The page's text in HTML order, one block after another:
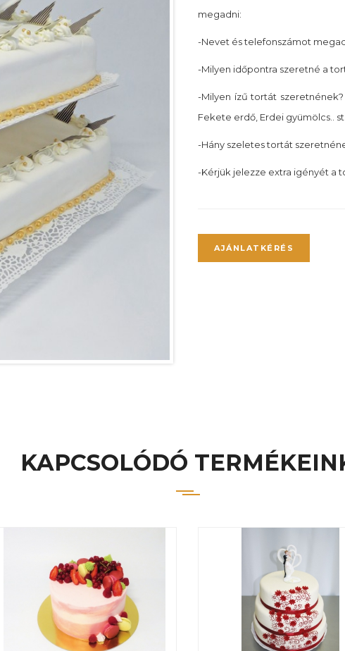
megadni:
-Nevet és telefonszámot
-Milyen időpontra szeretné a
-Milyen ízű tortát szeretnének?
Fekete erdő, Erdei gyümölcs..
-Hány szeletes tortát
-Kérjük jelezze extra igényét a
AJÁNLATKÉRÉS
KAPCSOLÓDÓ